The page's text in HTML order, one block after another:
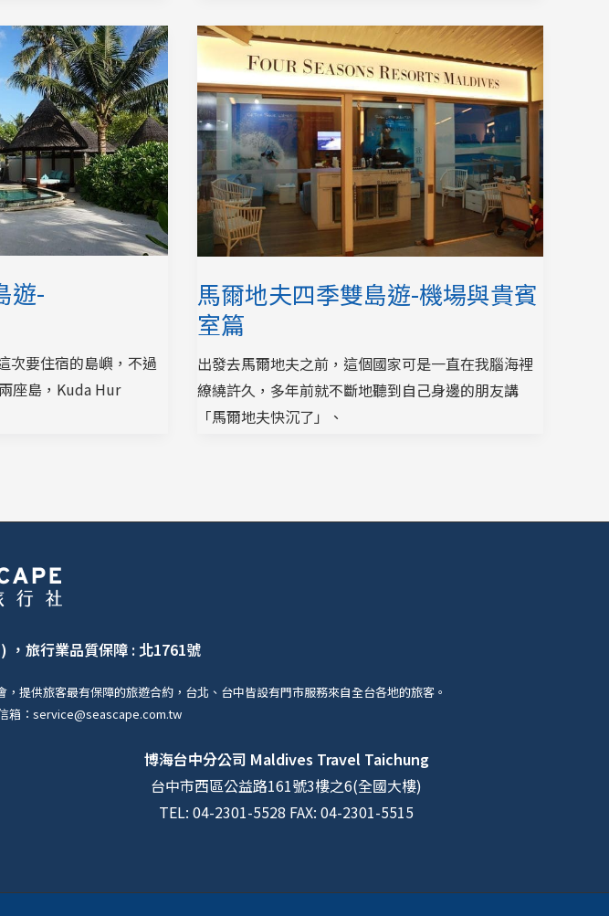
遊-
次要住宿的島嶼，不過
座島，Kuda Hur
馬爾地夫四季雙島遊-機場與貴賓
室篇
出發去馬爾地夫之前，這個國家可是一直在我腦海裡
繚繞許久，多年前就不斷地聽到自己身邊的朋友講
「馬爾地夫快沉了」、
，旅行業品質保障 : 北1761號
提供旅客最有保障的旅遊合約，台北、台中皆設有門市服務來自全台各地的旅客。
箱：service@seascape.com.tw
博海台中分公司 Maldives Travel Taichung
台中市西區公益路161號3樓之6(全國大樓)
TEL: 04-2301-5528 FAX: 04-2301-5515